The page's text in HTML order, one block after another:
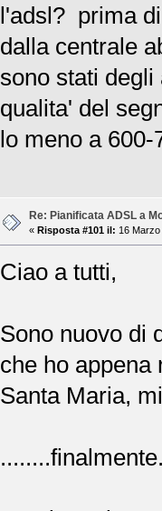
l'adsl? prima
dalla centrale
sono stati
qualita' del
lo meno a 600-
Re: Pianificata ADSL a
« Risposta #101 il: 16
Ciao a tutti,
Sono nuovo di
che ho appena
Santa Maria,